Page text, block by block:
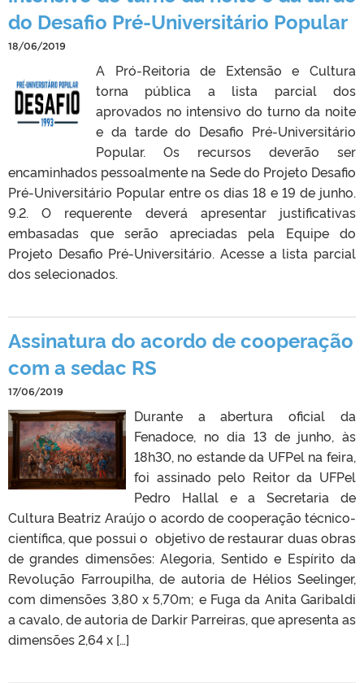
do Desafio Pré-Universitário Popular
18/06/2019
A Pró-Reitoria de Extensão e Cultura
torna pública a lista parcial dos
aprovados no intensivo do turno da noite
e da tarde do Desafio Pré-Universitário
Popular. Os recursos deverão ser
encaminhados pessoalmente na Sede do Projeto Desafio
Pré-Universitário Popular entre os dias 18 e 19 de junho.
9.2. O requerente deverá apresentar justificativas
embasadas que serão apreciadas pela Equipe do
Projeto Desafio Pré-Universitário. Acesse a lista parcial
dos selecionados.
Assinatura do acordo de cooperação
com a sedac RS
17/06/2019
Durante a abertura oficial da
Fenadoce, no dia 13 de junho, às
18h30, no estande da UFPel na feira,
foi assinado pelo Reitor da UFPel
Pedro Hallal e a Secretaria de
Cultura Beatriz Araújo o acordo de cooperação técnico-
científica, que possui o objetivo de restaurar duas obras
de grandes dimensões: Alegoria, Sentido e Espírito da
Revolução Farroupilha, de autoria de Hélios Seelinger,
com dimensões 3,80 x 5,70m; e Fuga da Anita Garibaldi
a cavalo, de autoria de Darkir Parreiras, que apresenta as
dimensões 2,64 x […]